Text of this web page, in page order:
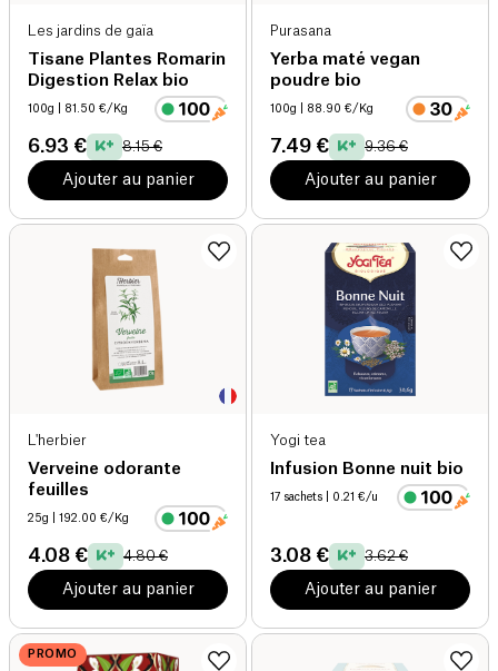
Les jardins de gaïa
Tisane Plantes Romarin
Digestion Relax bio
100g | 81.50 €/Kg
6.93 € 8.15 €
Ajouter au panier
Purasana
Yerba maté vegan
poudre bio
100g | 88.90 €/Kg
7.49 € 9.36 €
Ajouter au panier
L'herbier
Verveine odorante
feuilles
25g | 192.00 €/Kg
4.08 € 4.80 €
Ajouter au panier
Yogi tea
Infusion Bonne nuit bio
17 sachets | 0.21 €/u
3.08 € 3.62 €
Ajouter au panier
PROMO